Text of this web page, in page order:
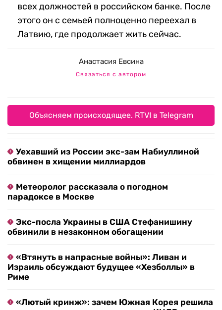
всех должностей в российском банке. После
этого он с семьей полноценно переехал в
Латвию, где продолжает жить сейчас.
Анастасия Евсина
Связаться с автором
Объясняем происходящее. RTVI в Telegram
Уехавший из России экс-зам Набиуллиной
обвинен в хищении миллиардов
Метеоролог рассказала о погодном
парадоксе в Москве
Экс-посла Украины в США Стефанишину
обвинили в незаконном обогащении
«Втянуть в напрасные войны»: Ливан и
Израиль обсуждают будущее «Хезболлы» в
Риме
«Лютый кринж»: зачем Южная Корея решила